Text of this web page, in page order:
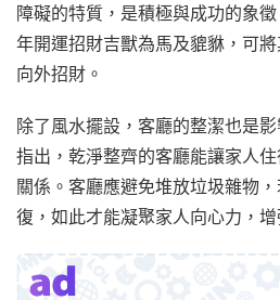
障礙的特質，是積極與成功的象
年開運招財吉獸為馬及貔貅，可
向外招財。
除了風水擺設，客廳的整潔也是
指出，乾淨整齊的客廳能讓家人
關係。客廳應避免堆放垃圾雜物
復，如此才能凝聚家人向心力，增